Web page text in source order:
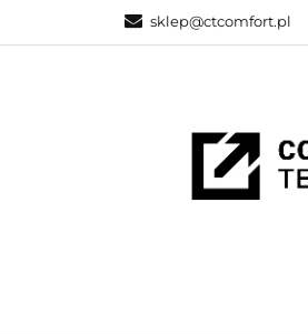
sklep@ctcomfort.pl